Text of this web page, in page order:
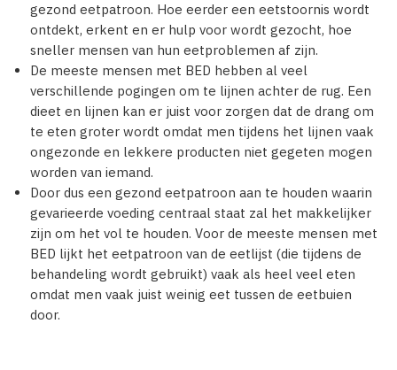
gezond eetpatroon. Hoe eerder een eetstoornis wordt
ontdekt, erkent en er hulp voor wordt gezocht, hoe
sneller mensen van hun eetproblemen af zijn.
De meeste mensen met BED hebben al veel
verschillende pogingen om te lijnen achter de rug. Een
dieet en lijnen kan er juist voor zorgen dat de drang om
te eten groter wordt omdat men tijdens het lijnen vaak
ongezonde en lekkere producten niet gegeten mogen
worden van iemand.
Door dus een gezond eetpatroon aan te houden waarin
gevarieerde voeding centraal staat zal het makkelijker
zijn om het vol te houden. Voor de meeste mensen met
BED lijkt het eetpatroon van de eetlijst (die tijdens de
behandeling wordt gebruikt) vaak als heel veel eten
omdat men vaak juist weinig eet tussen de eetbuien
door.